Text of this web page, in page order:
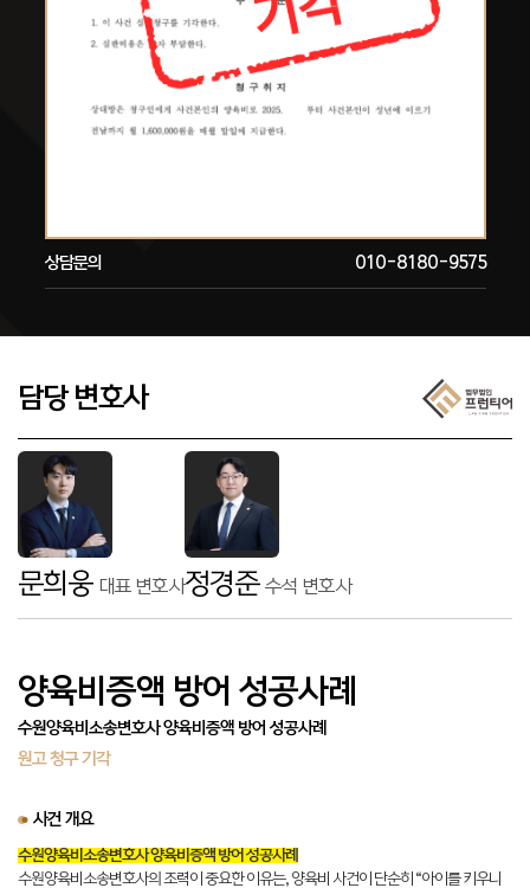
상담문의 010-8180-9575
담당 변호사
문희웅 대표 변호사정경준 수석 변호사
양육비증액 방어 성공사례
수원양육비소송변호사 양육비증액 방어 성공사례
원고 청구 기각
사건 개요
수원양육비소송변호사 양육비증액 방어 성공사례
수원양육비소송변호사의 조력이 중요한 이유는, 양육비 사건이 단순히 “아이를 키우니